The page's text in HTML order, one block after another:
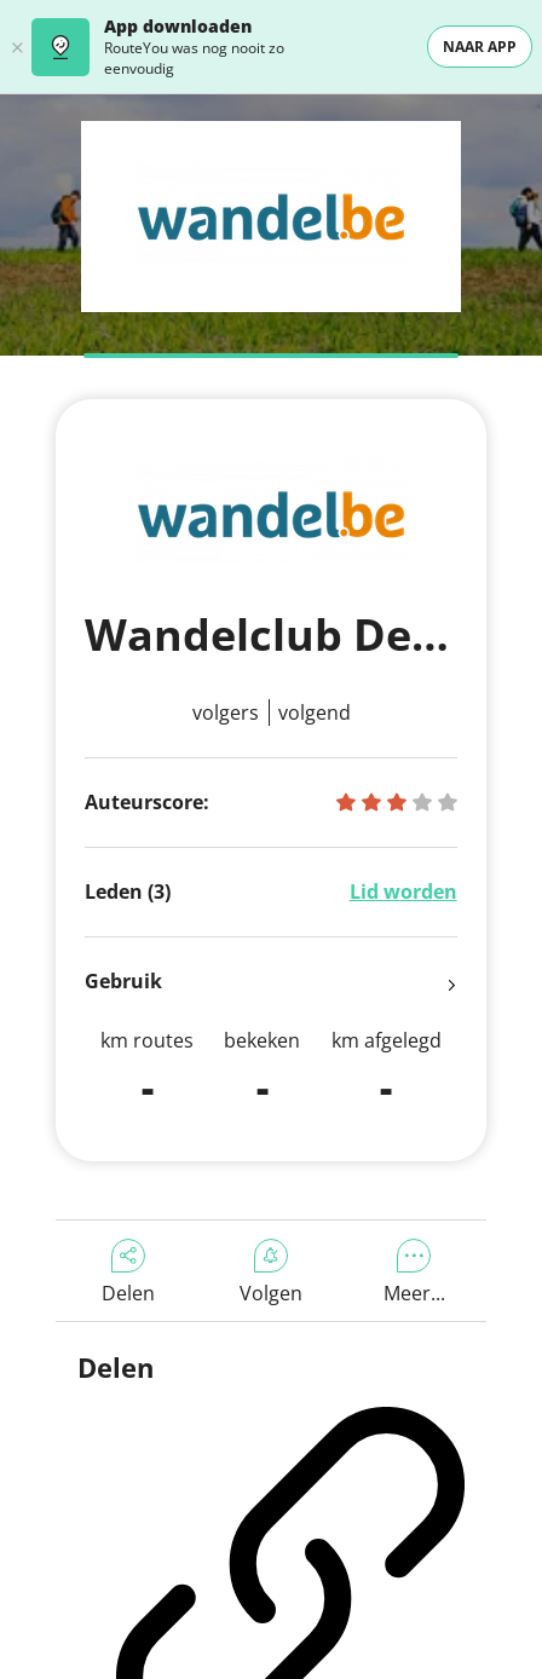
App downloaden
RouteYou was nog nooit zo
eenvoudig
NAAR APP
Wandelclub De Sint-Jansstappers
volgers volgend
Auteurscore:
Leden (3) Lid worden
Gebruik
km routes
-
bekeken
-
km afgelegd
-
Delen Volgen Meer...
Delen